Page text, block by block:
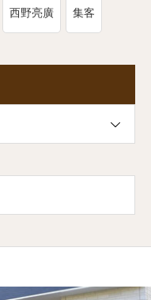
西野亮廣 集客